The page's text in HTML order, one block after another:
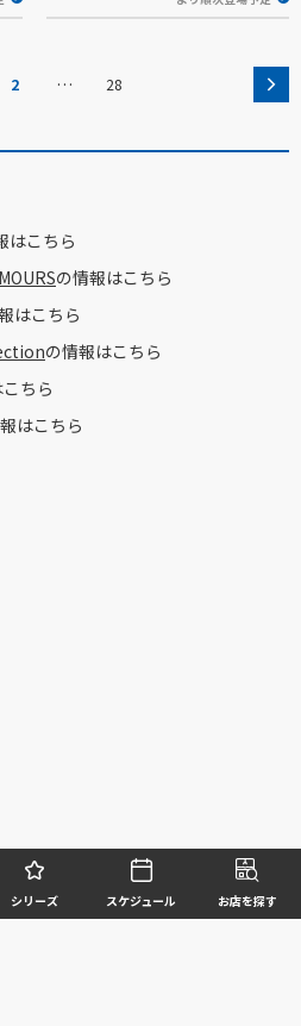
シリーズ スケジュール お店を探す
2 … 28
はこちら
の情報はこちら
はこちら
の情報はこちら
ちら
はこちら